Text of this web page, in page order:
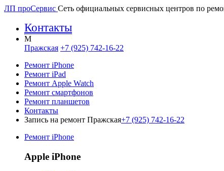
ЛП проСервис Сеть официальных сервисных центров по
Контакты
M
Пражская +7 (925) 742-16-22
Ремонт iPhone
Ремонт iPad
Ремонт Apple Watch
Ремонт смартфонов
Ремонт планшетов
Контакты
Запись на ремонт Пражская+7 (925) 742-16-22
Ремонт iPhone
Apple iPhone